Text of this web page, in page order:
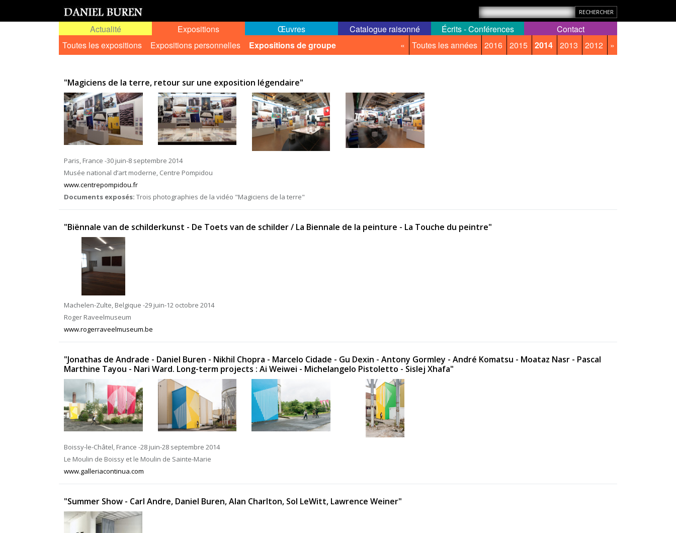
Actualité
Expositions
Toutes les expositions
Expositions personnelles Expositions de groupe « Toutes les années 2016 2015 2014 2013 2012 »
Œuvres Catalogue raisonné Écrits - Conférences Contact
"Magiciens de la terre, retour sur une exposition légendaire"
Paris, France -30 juin-8 septembre 2014
Musée national d’art moderne, Centre Pompidou
www.centrepompidou.fr
Documents exposés: Trois photographies de la vidéo "Magiciens de la terre"
"Biënnale van de schilderkunst - De Toets van de schilder / La Biennale de la peinture - La Touche du peintre"
Machelen-Zulte, Belgique -29 juin-12 octobre 2014
Roger Raveelmuseum
www.rogerraveelmuseum.be
"Jonathas de Andrade - Daniel Buren - Nikhil Chopra - Marcelo Cidade - Gu Dexin - Antony Gormley - André Komatsu - Moataz Nasr - Pascal
Marthine Tayou - Nari Ward. Long-term projects : Ai Weiwei - Michelangelo Pistoletto - Sislej Xhafa"
Boissy-le-Châtel, France -28 juin-28 septembre 2014
Le Moulin de Boissy et le Moulin de Sainte-Marie
www.galleriacontinua.com
"Summer Show - Carl Andre, Daniel Buren, Alan Charlton, Sol LeWitt, Lawrence Weiner"